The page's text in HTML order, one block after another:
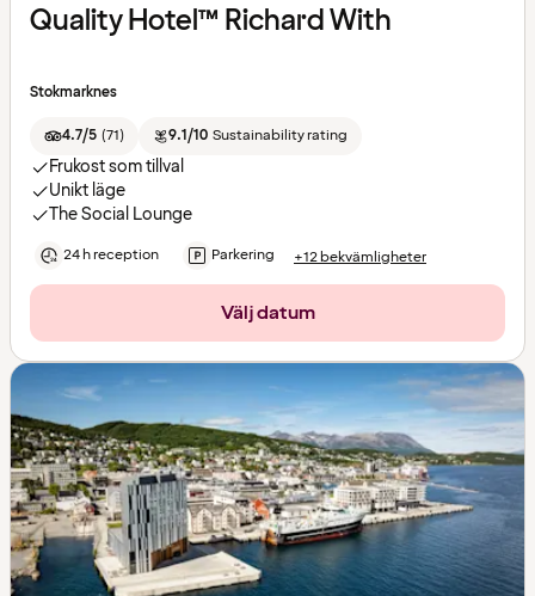
Quality Hotel™ Richard With
Stokmarknes
4.7/5 (71) 9.1/10 Sustainability rating
Frukost som tillval
Unikt läge
The Social Lounge
24 h reception Parkering +12 bekvämligheter
Välj datum